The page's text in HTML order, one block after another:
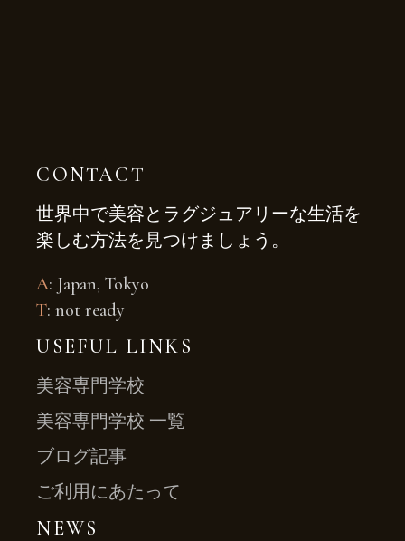
CONTACT
世界中で美容とラグジュアリーな生活を
楽しむ方法を見つけましょう。
A: Japan, Tokyo
T: not ready
USEFUL LINKS
美容専門学校
美容専門学校 一覧
ブログ記事
ご利用にあたって
NEWS